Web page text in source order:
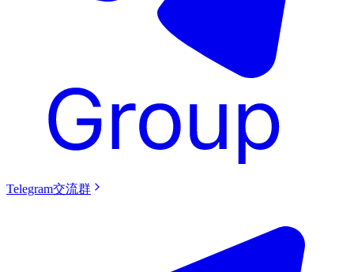
Telegram交流群